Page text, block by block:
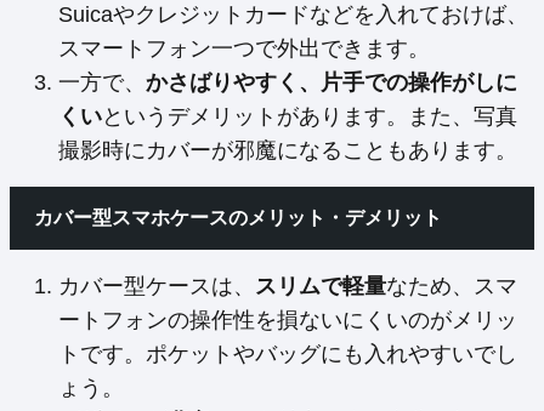
Suicaやクレジットカードなどを入れておけば、
スマートフォン一つで外出できます。
一方で、 かさばりやすく、片手での操作がしに
くいというデメリットがあります。また、写真
撮影時にカバーが邪魔になることもあります。
カバー型スマホケースのメリット・デメリット
カバー型ケースは、 スリムで軽量なため、スマ
ートフォンの操作性を損ないにくいのがメリッ
トです。ポケットやバッグにも入れやすいでし
ょう。